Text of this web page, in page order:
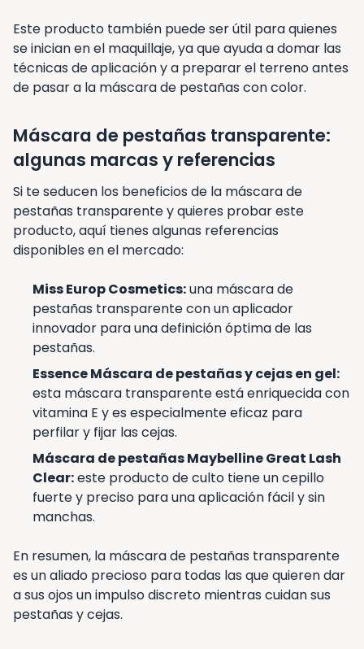
Este producto también puede ser útil para quienes
se inician en el maquillaje, ya que ayuda a domar las
técnicas de aplicación y a preparar el terreno antes
de pasar a la máscara de pestañas con color.
Máscara de pestañas transparente:
algunas marcas y referencias
Si te seducen los beneficios de la máscara de
pestañas transparente y quieres probar este
producto, aquí tienes algunas referencias
disponibles en el mercado:
Miss Europ Cosmetics:una máscara de
pestañas transparente con un aplicador
innovador para una definición óptima de las
pestañas.
Essence Máscara de pestañas y cejas en gel:
esta máscara transparente está enriquecida con
vitamina E y es especialmente eficaz para
perfilar y fijar las cejas.
Máscara de pestañas Maybelline Great Lash
Clear:este producto de culto tiene un cepillo
fuerte y preciso para una aplicación fácil y sin
manchas.
En resumen, la máscara de pestañas transparente
es un aliado precioso para todas las que quieren dar
a sus ojos un impulso discreto mientras cuidan sus
pestañas y cejas.